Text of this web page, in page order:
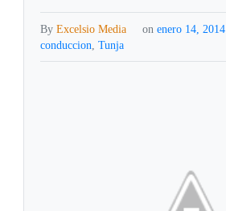
ByExcelsio Media on enero 14, 2014
conduccion,Tunja